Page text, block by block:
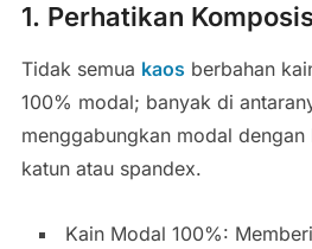
1. Perhatikan
Tidak semua kaos berbahan
100% modal; banyak di
menggabungkan modal dengan
katun atau spandex.
Kain Modal 100%: